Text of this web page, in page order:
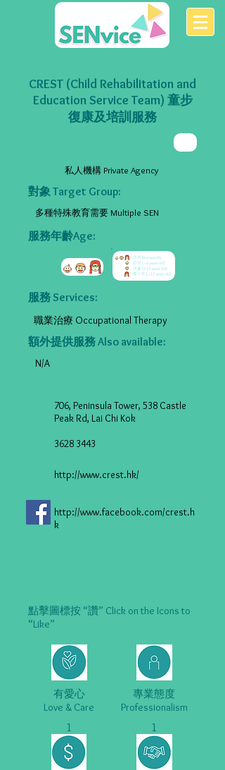
CREST (Child Rehabilitation and
Education Service Team) 童步
復康及培訓服務
私人機構 Private Agency
對象 Target Group:
多種特殊教育需要 Multiple SEN
服務年齡Age:
服務 Services:
職業治療 Occupational Therapy
額外提供服務 Also available:
N/A
706, Peninsula Tower, 538 Castle
Peak Rd, Lai Chi Kok
3628 3443
http://www.crest.hk/
http://www.facebook.com/crest.h
k
點擊圖標按 “讚” Click on the Icons to
“Like”
有愛心
Love & Care
專業態度
Professionalism
1 1